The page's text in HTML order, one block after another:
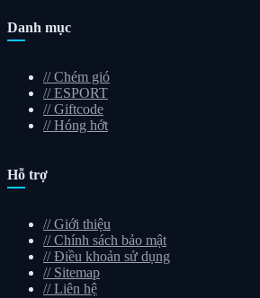
Danh mục
// Chém gió
// ESPORT
// Giftcode
// Hóng hớt
Hỗ trợ
// Giới thiệu
// Chính sách bảo mật
// Điều khoản sử dụng
// Sitemap
// Liên hệ